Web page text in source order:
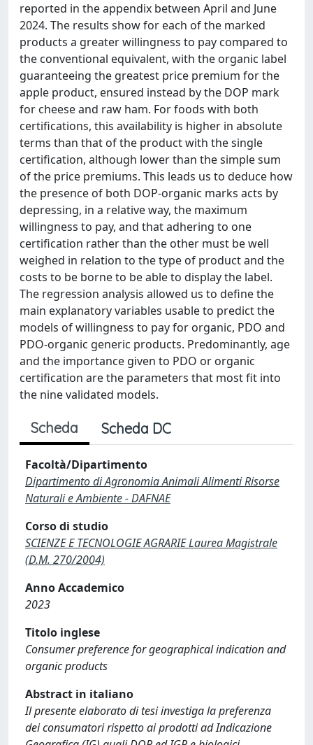
reported in the appendix between April and June
2024. The results show for each of the marked
products a greater willingness to pay compared to
the conventional equivalent, with the organic label
guaranteeing the greatest price premium for the
apple product, ensured instead by the DOP mark
for cheese and raw ham. For foods with both
certifications, this availability is higher in absolute
terms than that of the product with the single
certification, although lower than the simple sum
of the price premiums. This leads us to deduce how
the presence of both DOP-organic marks acts by
depressing, in a relative way, the maximum
willingness to pay, and that adhering to one
certification rather than the other must be well
weighed in relation to the type of product and the
costs to be borne to be able to display the label.
The regression analysis allowed us to define the
main explanatory variables usable to predict the
models of willingness to pay for organic, PDO and
PDO-organic generic products. Predominantly, age
and the importance given to PDO or organic
certification are the parameters that most fit into
the nine validated models.
Scheda Scheda DC
Facoltà/Dipartimento
Dipartimento di Agronomia Animali Alimenti Risorse
Naturali e Ambiente - DAFNAE
Corso di studio
SCIENZE E TECNOLOGIE AGRARIE Laurea Magistrale
(D.M. 270/2004)
Anno Accademico
2023
Titolo inglese
Consumer preference for geographical indication and
organic products
Abstract in italiano
Il presente elaborato di tesi investiga la preferenza
dei consumatori rispetto ai prodotti ad Indicazione